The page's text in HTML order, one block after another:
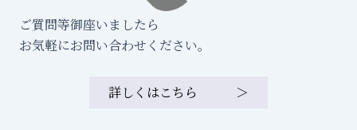
ご質問等御座いましたら
お気軽にお問い合わせください。
詳しくはこちら ＞